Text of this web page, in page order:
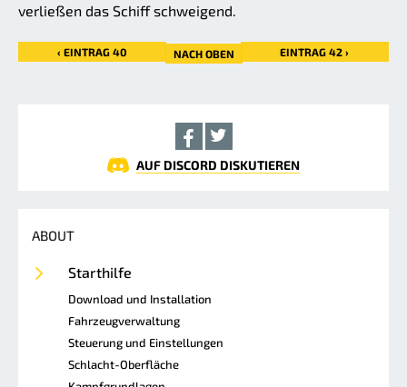
verließen das Schiff schweigend.
‹ EINTRAG 40 NACH OBEN EINTRAG 42 ›
AUF DISCORD DISKUTIEREN
ABOUT
Starthilfe
Download und Installation
Fahrzeugverwaltung
Steuerung und Einstellungen
Schlacht-Oberfläche